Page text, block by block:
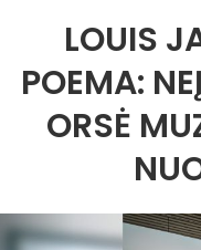
LOUIS
POEMA:
ORSĖ